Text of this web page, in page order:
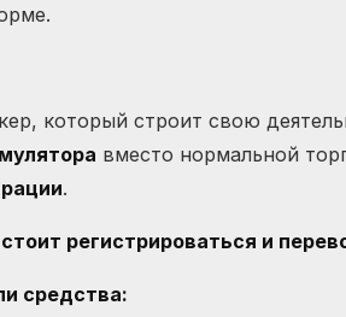
который строит свою
вместо нормальной
.
регистрироваться и
средства: